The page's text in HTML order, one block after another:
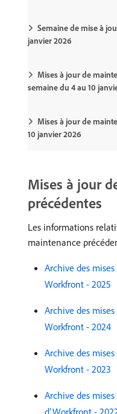
Semaine de mise à
janvier 2026
Mises à jour de
semaine du 4 au 10
Mises à jour de
10 janvier 2026
Mises à jour
précédentes
Les informations
maintenance
Archive des
Workfront - 2025
Archive des
Workfront - 2024
Archive des
Workfront - 2023
Archive des
d’Workfront -